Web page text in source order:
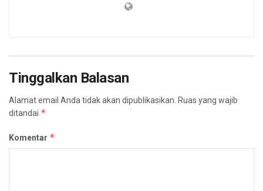
Tinggalkan Balasan
Alamat email Anda tidak akan dipublikasikan. Ruas yang wajib
ditandai *
Komentar *